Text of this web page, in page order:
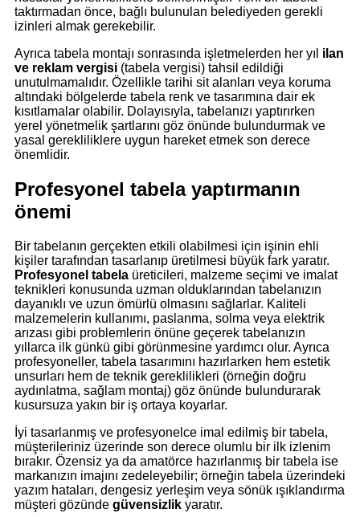
taktırmadan önce, bağlı bulunulan belediyeden gerekli
izinleri almak gerekebilir.
Ayrıca tabela montajı sonrasında işletmelerden her yıl ilan
ve reklam vergisi (tabela vergisi) tahsil edildiği
unutulmamalıdır. Özellikle tarihi sit alanları veya koruma
altındaki bölgelerde tabela renk ve tasarımına dair ek
kısıtlamalar olabilir. Dolayısıyla, tabelanızı yaptırırken
yerel yönetmelik şartlarını göz önünde bulundurmak ve
yasal gerekliliklere uygun hareket etmek son derece
önemlidir.
Profesyonel tabela yaptırmanın
önemi
Bir tabelanın gerçekten etkili olabilmesi için işinin ehli
kişiler tarafından tasarlanıp üretilmesi büyük fark yaratır.
Profesyonel tabela üreticileri, malzeme seçimi ve imalat
teknikleri konusunda uzman olduklarından tabelanızın
dayanıklı ve uzun ömürlü olmasını sağlarlar. Kaliteli
malzemelerin kullanımı, paslanma, solma veya elektrik
arızası gibi problemlerin önüne geçerek tabelanızın
yıllarca ilk günkü gibi görünmesine yardımcı olur. Ayrıca
profesyoneller, tabela tasarımını hazırlarken hem estetik
unsurları hem de teknik gereklilikleri (örneğin doğru
aydınlatma, sağlam montaj) göz önünde bulundurarak
kusursuza yakın bir iş ortaya koyarlar.
İyi tasarlanmış ve profesyonelce imal edilmiş bir tabela,
müşterileriniz üzerinde son derece olumlu bir ilk izlenim
bırakır. Özensiz ya da amatörce hazırlanmış bir tabela ise
markanızın imajını zedeleyebilir; örneğin tabela üzerindeki
yazım hataları, dengesiz yerleşim veya sönük ışıklandırma
müşteri gözünde güvensizlik yaratır.